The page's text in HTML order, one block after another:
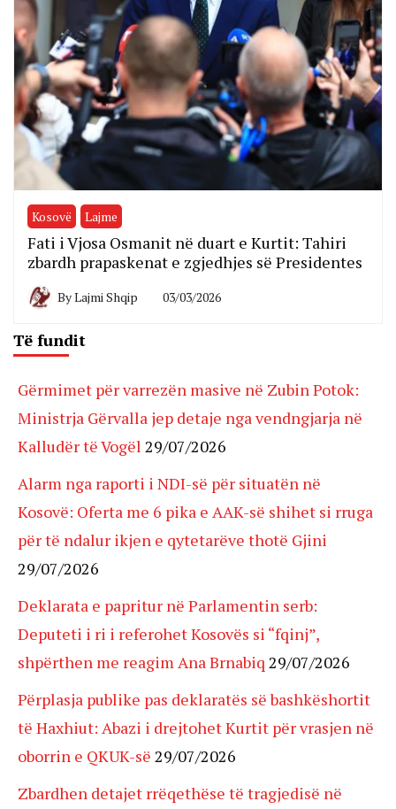
Kosovë Lajme
Fati i Vjosa Osmanit në duart e Kurtit: Tahiri
zbardh prapaskenat e zgjedhjes së Presidentes
ByLajmi Shqip 03/03/2026
Të fundit
Gërmimet për varrezën masive në Zubin Potok:
Ministrja Gërvalla jep detaje nga vendngjarja në
Kalludër të Vogël 29/07/2026
Alarm nga raporti i NDI-së për situatën në
Kosovë: Oferta me 6 pika e AAK-së shihet si rruga
për të ndalur ikjen e qytetarëve thotë Gjini
29/07/2026
Deklarata e papritur në Parlamentin serb:
Deputeti i ri i referohet Kosovës si “fqinj”,
shpërthen me reagim Ana Brnabiq 29/07/2026
Përplasja publike pas deklaratës së bashkëshortit
të Haxhiut: Abazi i drejtohet Kurtit për vrasjen në
oborrin e QKUK-së 29/07/2026
Zbardhen detajet rrëqethëse të tragjedisë në